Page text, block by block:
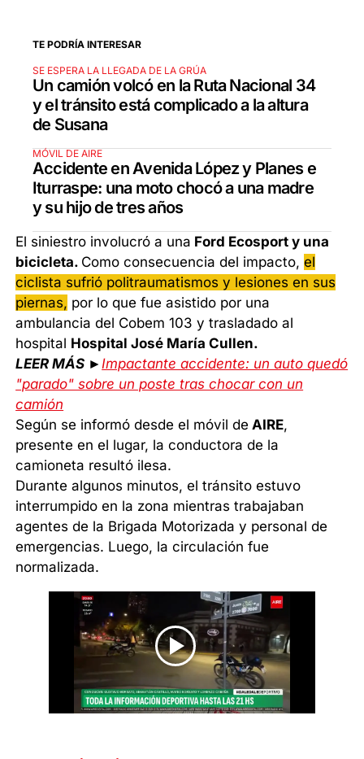
TE PODRÍA INTERESAR
SE ESPERA LA LLEGADA DE LA GRÚA
Un camión volcó en la Ruta Nacional 34
y el tránsito está complicado a la altura
de Susana
MÓVIL DE AIRE
Accidente en Avenida López y Planes e
Iturraspe: una moto chocó a una madre
y su hijo de tres años
El siniestro involucró a una Ford Ecosport y una
bicicleta. Como consecuencia del impacto,el
ciclista sufrió politraumatismos y lesiones en sus
piernas, por lo que fue asistido por una
ambulancia del Cobem 103 y trasladado al
hospital Hospital José María Cullen.
LEER MÁS ►Impactante accidente: un auto quedó
"parado" sobre un poste tras chocar con un
camión
Según se informó desde el móvil de AIRE,
presente en el lugar, la conductora de la
camioneta resultó ilesa.
Durante algunos minutos, el tránsito estuvo
interrumpido en la zona mientras trabajaban
agentes de la Brigada Motorizada y personal de
emergencias. Luego, la circulación fue
normalizada.